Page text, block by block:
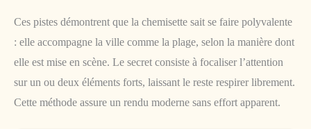
Ces pistes démontrent que la chemisette sait se faire polyvalente
: elle accompagne la ville comme la plage, selon la manière dont
elle est mise en scène. Le secret consiste à focaliser l’attention
sur un ou deux éléments forts, laissant le reste respirer librement.
Cette méthode assure un rendu moderne sans effort apparent.